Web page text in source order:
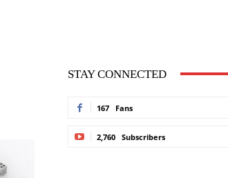
STAY CONNECTED
167 Fans
2,760 Subscribers